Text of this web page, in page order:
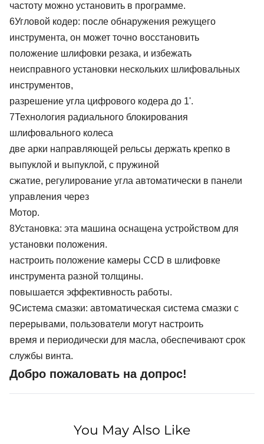
частоту можно установить в программе.
6Угловой кодер: после обнаружения режущего
инструмента, он может точно восстановить
положение шлифовки резака, и избежать
неисправного установки нескольких шлифовальных
инструментов,
разрешение угла цифрового кодера до 1'.
7Технология радиального блокирования
шлифовального колеса
две арки направляющей рельсы держать крепко в
выпуклой и выпуклой, с пружиной
сжатие, регулирование угла автоматически в панели
управления через
Мотор.
8Установка: эта машина оснащена устройством для
установки положения.
настроить положение камеры CCD в шлифовке
инструмента разной толщины.
повышается эффективность работы.
9Система смазки: автоматическая система смазки с
перерывами, пользователи могут настроить
время и периодически для масла, обеспечивают срок
службы винта.
Добро пожаловать на допрос!
You May Also Like